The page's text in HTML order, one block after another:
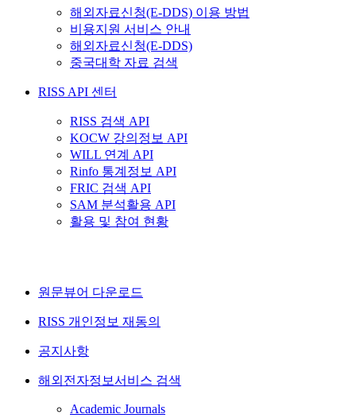
해외자료신청(E-DDS) 이용 방법
비용지원 서비스 안내
해외자료신청(E-DDS)
중국대학 자료 검색
RISS API 센터
RISS 검색 API
KOCW 강의정보 API
WILL 연계 API
Rinfo 통계정보 API
FRIC 검색 API
SAM 분석활용 API
활용 및 참여 현황
원문뷰어 다운로드
RISS 개인정보 재동의
공지사항
해외전자정보서비스 검색
Academic Journals